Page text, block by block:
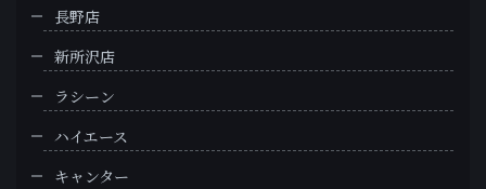
長野店
新所沢店
ラシーン
ハイエース
キャンター